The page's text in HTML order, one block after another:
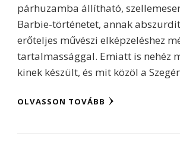
párhuzamba állítható,
Barbie-történetet, annak
erőteljes művészi elképzeléshez
tartalmassággal. Emiatt is nehéz
kinek készült, és mit közöl a
OLVASSON TOVÁBB